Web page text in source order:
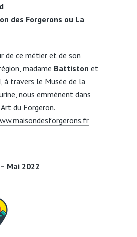
des Forgerons ou La
de ce métier et de son
madame Battiston et
, à travers le Musée de la
nous emmènent dans
du Forgeron.
Mai 2022